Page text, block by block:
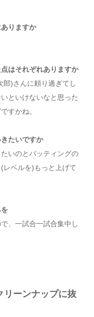
りますか
はそれぞれありますか
郎)さんに頼り過ぎてし
といけないなと思った
すかね。
たいですか
いのとバッティングの
レベルを)もっと上げて
、一試合一試合集中し
リーンナップに抜